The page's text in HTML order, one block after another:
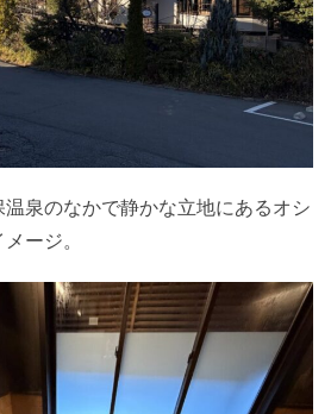
泉のなかで静かな立地にあるオシ
ージ。